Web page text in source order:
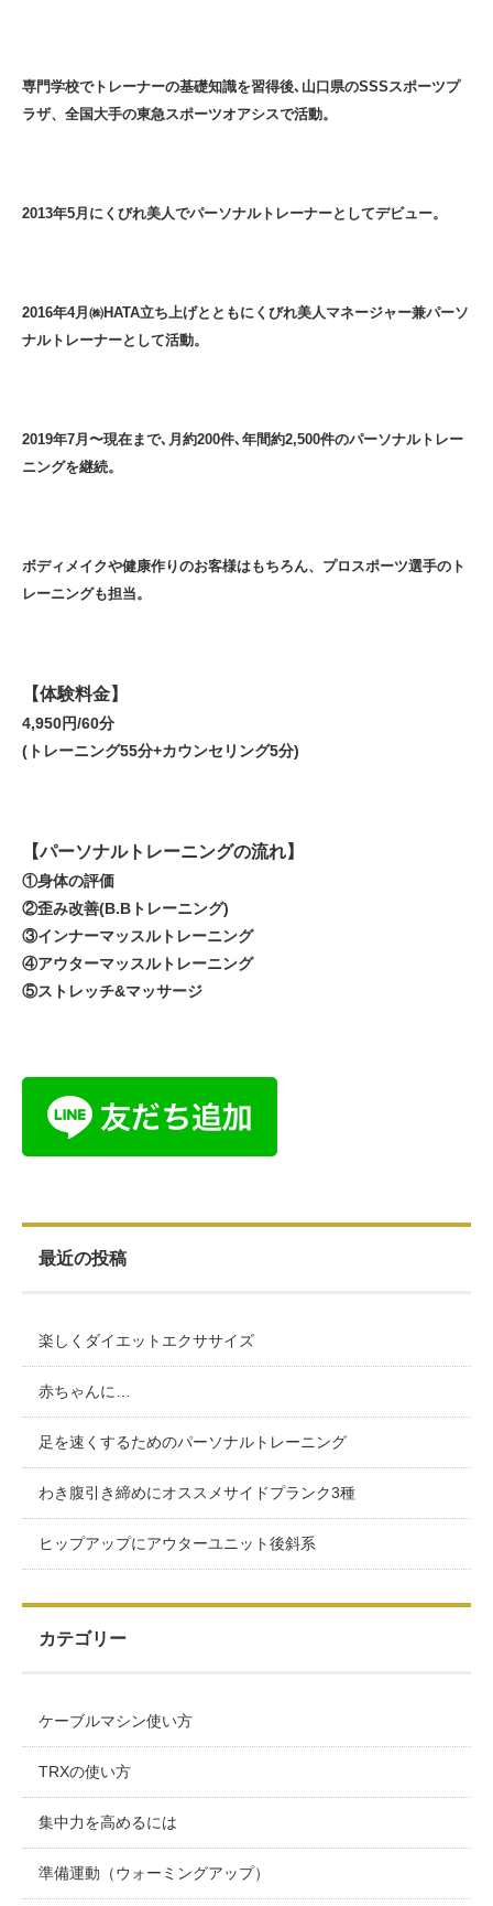
専門学校でトレーナーの基礎知識を習得後､山口県のSSSスポーツプ
ラザ、全国大手の東急スポーツオアシスで活動。
2013年5月にくびれ美人でパーソナルトレーナーとしてデビュー。
2016年4月㈱HATA立ち上げとともにくびれ美人マネージャー兼パーソ
ナルトレーナーとして活動。
2019年7月〜現在まで､月約200件､年間約2,500件のパーソナルトレー
ニングを継続。
ボディメイクや健康作りのお客様はもちろん、プロスポーツ選手のト
レーニングも担当。
【体験料金】
4,950円/60分
(トレーニング55分+カウンセリング5分)
【パーソナルトレーニングの流れ】
①身体の評価
②歪み改善(B.Bトレーニング)
③インナーマッスルトレーニング
④アウターマッスルトレーニング
⑤ストレッチ&マッサージ
最近の投稿
楽しくダイエットエクササイズ
赤ちゃんに…
足を速くするためのパーソナルトレーニング
わき腹引き締めにオススメサイドプランク3種
ヒップアップにアウターユニット後斜系
カテゴリー
ケーブルマシン使い方
TRXの使い方
集中力を高めるには
準備運動（ウォーミングアップ）